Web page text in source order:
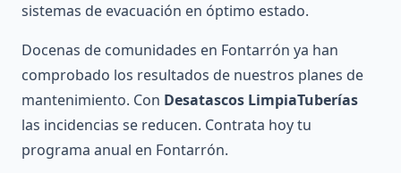
sistemas de evacuación en óptimo estado.
Docenas de comunidades en Fontarrón ya han
comprobado los resultados de nuestros planes de
mantenimiento. Con Desatascos LimpiaTuberías
las incidencias se reducen. Contrata hoy tu
programa anual en Fontarrón.